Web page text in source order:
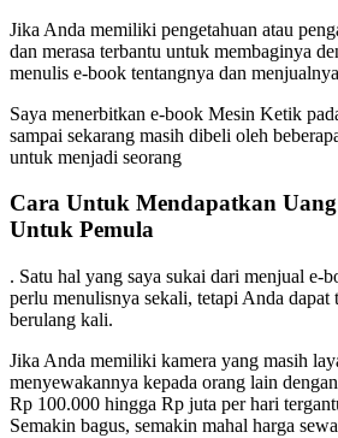
Jika Anda memiliki pengetahuan atau
dan merasa terbantu untuk membaginya
menulis e-book tentangnya dan
Saya menerbitkan e-book Mesin Ketik
sampai sekarang masih dibeli oleh
untuk menjadi seorang
Cara Untuk Mendapatkan
Untuk Pemula
. Satu hal yang saya sukai dari menjual e-
perlu menulisnya sekali, tetapi Anda dapat
berulang kali.
Jika Anda memiliki kamera yang masih
menyewakannya kepada orang lain
Rp 100.000 hingga Rp juta per hari
Semakin bagus, semakin mahal harga